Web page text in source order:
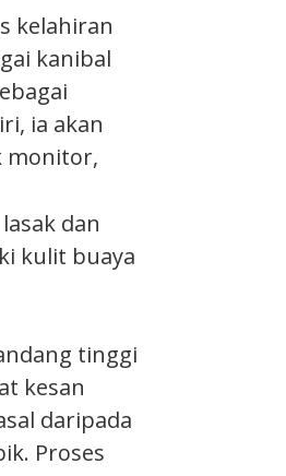
kelahiran
kanibal
ia akan
monitor,
dan
kulit buaya
tinggi
kesan
daripada
Proses